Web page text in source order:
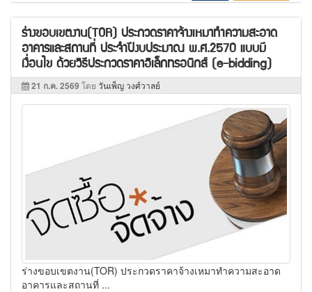
ร่างขอบเขตงาน(TOR) ประกวดราคาจ้างเหมาทำความสะอาด
อาคารและสถานที่ ประจำปีงบประมาณ พ.ศ.2570 แบบมี
เงื่อนไข ด้วยวิธีประกวดราคาอิเล็กทรอนิกส์ (e-bidding)
21 ก.ค. 2569 โดย วันเพ็ญ วงศ์วาลย์
ร่างขอบเขตงาน(TOR) ประกวดราคาจ้างเหมาทำความสะอาด
อาคารและสถานที่ ...